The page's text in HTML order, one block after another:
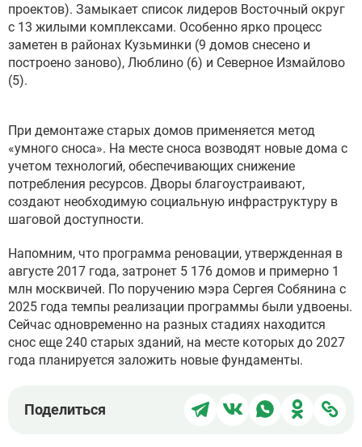
проектов). Замыкает список лидеров Восточный округ
с 13 жилыми комплексами. Особенно ярко процесс
заметен в районах Кузьминки (9 домов снесено и
построено заново), Люблино (6) и Северное Измайлово
(5).
При демонтаже старых домов применяется метод
«умного сноса». На месте сноса возводят новые дома с
учетом технологий, обеспечивающих снижение
потребления ресурсов. Дворы благоустраивают,
создают необходимую социальную инфраструктуру в
шаговой доступности.
Напомним, что программа реновации, утвержденная в
августе 2017 года, затронет 5 176 домов и примерно 1
млн москвичей. По поручению мэра Сергея Собянина с
2025 года темпы реализации программы были удвоены.
Сейчас одновременно на разных стадиях находится
снос еще 240 старых зданий, на месте которых до 2027
года планируется заложить новые фундаменты.
Поделиться
Поделиться
Поделиться
в
Поделиться